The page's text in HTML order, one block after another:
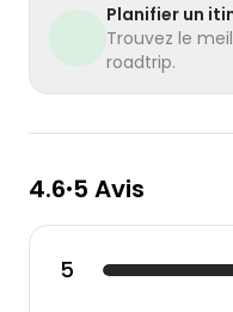
Planifier un
Trouvez le
roadtrip.
4.6•5 Avis
5